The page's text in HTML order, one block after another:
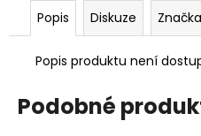
Popis Diskuze Značka
Popis produktu není
Podobné